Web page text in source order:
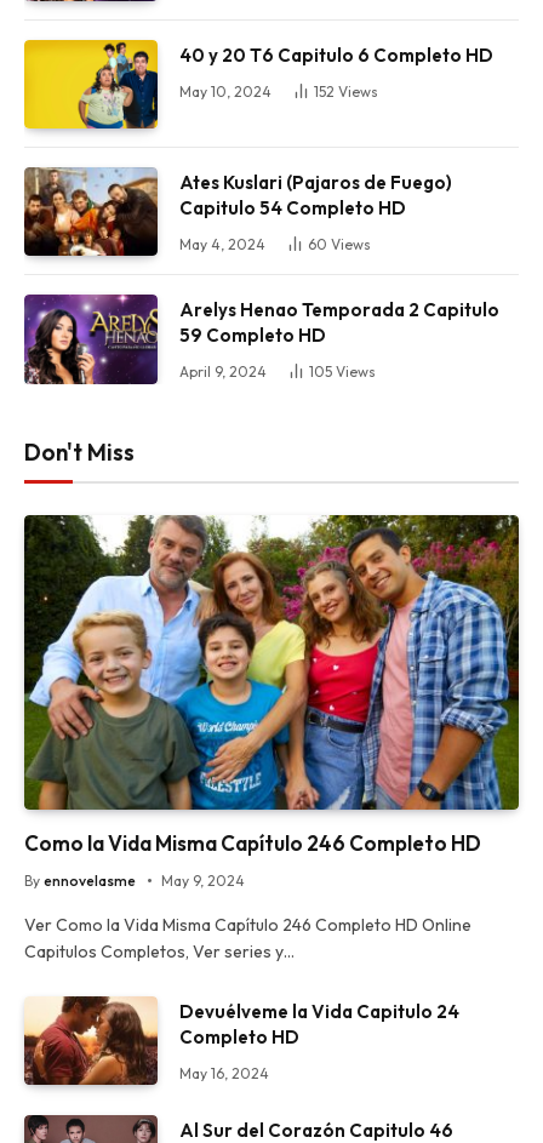
40 y 20 T6 Capitulo 6 Completo HD
May 10, 2024 152 Views
Ates Kuslari (Pajaros de Fuego)
Capitulo 54 Completo HD
May 4, 2024 60 Views
Arelys Henao Temporada 2 Capitulo
59 Completo HD
April 9, 2024 105 Views
Don't Miss
Como la Vida Misma Capítulo 246 Completo HD
By ennovelasme May 9, 2024
Ver Como la Vida Misma Capítulo 246 Completo HD Online
Capitulos Completos, Ver series y…
Devuélveme la Vida Capitulo 24
Completo HD
May 16, 2024
Al Sur del Corazón Capitulo 46